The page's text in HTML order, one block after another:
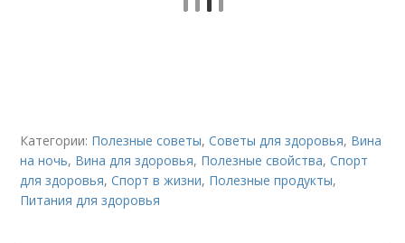
Категории: Полезные советы,Советы для здоровья, Вина
на ночь, Вина для здоровья, Полезные свойства,Спорт
для здоровья,Спорт в жизни, Полезные продукты,
Питания для здоровья